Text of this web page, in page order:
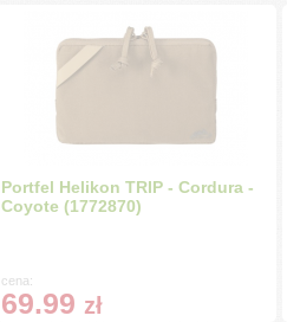
Portfel Helikon TRIP - Cordura -
Coyote (1772870)
cena:
69.99 zł